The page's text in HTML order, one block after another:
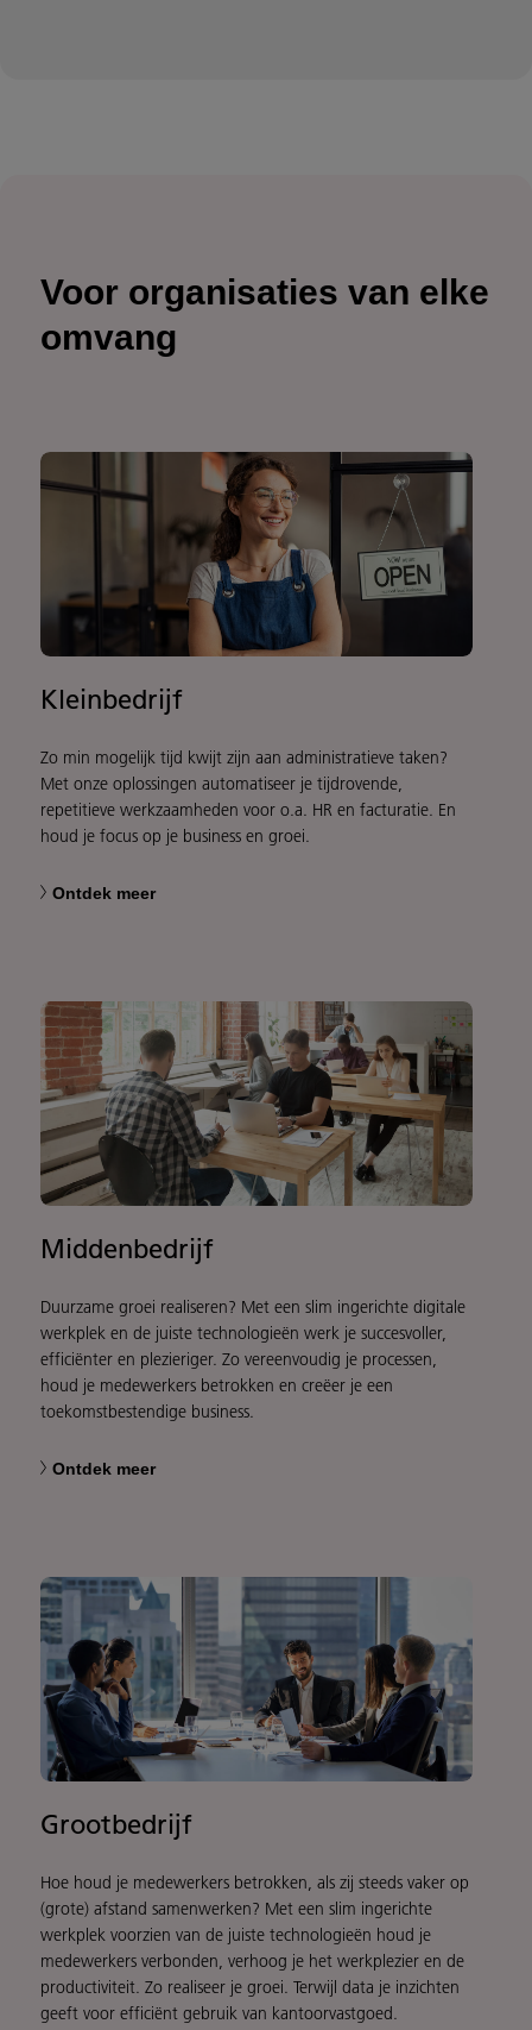
Voor organisaties van elke
omvang
Kleinbedrijf
Zo min mogelijk tijd kwijt zijn aan administratieve taken?
Met onze oplossingen automatiseer je tijdrovende,
repetitieve werkzaamheden voor o.a. HR en facturatie. En
houd je focus op je business en groei.
Ontdek meer
Middenbedrijf
Duurzame groei realiseren? Met een slim ingerichte digitale
werkplek en de juiste technologieën werk je succesvoller,
efficiënter en plezieriger. Zo vereenvoudig je processen,
houd je medewerkers betrokken en creëer je een
toekomstbestendige business.
Ontdek meer
Grootbedrijf
Hoe houd je medewerkers betrokken, als zij steeds vaker op
(grote) afstand samenwerken? Met een slim ingerichte
werkplek voorzien van de juiste technologieën houd je
medewerkers verbonden, verhoog je het werkplezier en de
productiviteit. Zo realiseer je groei. Terwijl data je inzichten
geeft voor efficiënt gebruik van kantoorvastgoed.